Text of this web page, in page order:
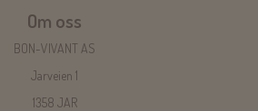
Om oss
BON-VIVANT AS
Jarveien 1
1358 JAR